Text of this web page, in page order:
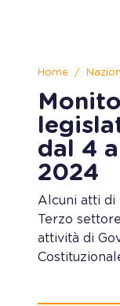
Home
dal 4
2024
Alcuni atti di
Terzo
attività di